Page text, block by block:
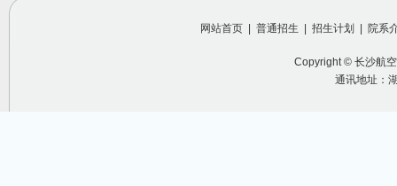
网站首页 普通招生 招生计划 院系
Copyright © 长沙航
通讯地址：